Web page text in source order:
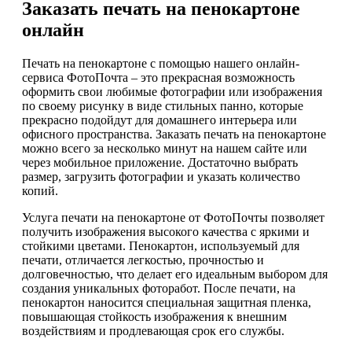
Заказать печать на пенокартоне
онлайн
Печать на пенокартоне с помощью нашего онлайн-
сервиса ФотоПочта – это прекрасная возможность
оформить свои любимые фотографии или изображения
по своему рисунку в виде стильных панно, которые
прекрасно подойдут для домашнего интерьера или
офисного пространства. Заказать печать на пенокартоне
можно всего за несколько минут на нашем сайте или
через мобильное приложение. Достаточно выбрать
размер, загрузить фотографии и указать количество
копий.
Услуга печати на пенокартоне от ФотоПочты позволяет
получить изображения высокого качества с яркими и
стойкими цветами. Пенокартон, используемый для
печати, отличается легкостью, прочностью и
долговечностью, что делает его идеальным выбором для
создания уникальных фоторабот. После печати, на
пенокартон наносится специальная защитная пленка,
повышающая стойкость изображения к внешним
воздействиям и продлевающая срок его службы.